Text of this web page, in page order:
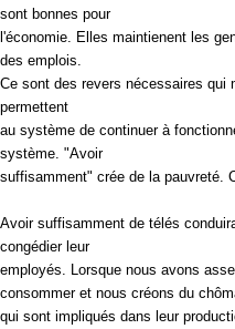
sont bonnes pour
l'économie. Elles maintienent les
des emplois.
Ce sont des revers nécessaires qui
permettent
au système de continuer à
système. "Avoir
suffisamment" crée de la pauvreté.
Avoir suffisamment de télés
congédier leur
employés. Lorsque nous avons
consommer et nous créons du
qui sont impliqués dans leur